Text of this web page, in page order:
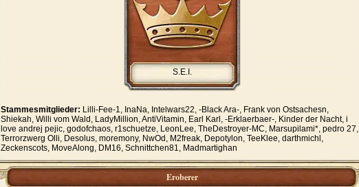
S.E.I.
Stammesmitglieder: Lilli-Fee-1, InaNa, Intelwars22, -Black Ara-, Frank von Ostsachesn,
Shiekah, Willi vom Wald, LadyMillion, AntiVitamin, Earl Karl, -Erklaerbaer-, Kinder der Nacht, i
love andrej pejic, godofchaos, r1schuetze, LeonLee, TheDestroyer-MC, Marsupilami*, pedro 27,
Terrorzwerg Olli, Desolus, moremony, NwOd, M2freak, Depotylon, TeeKlee, darthmichl,
Zeckenscots, MoveAlong, DM16, Schnittchen81, Madmartighan
Eroberer